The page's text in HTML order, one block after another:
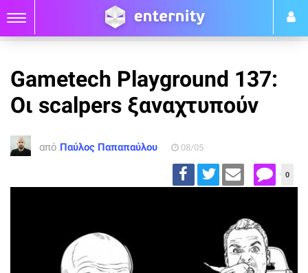
Gametech Playground 137:
Οι scalpers ξαναχτυπούν
από Παύλος Παπαπαύλου 08/05
0